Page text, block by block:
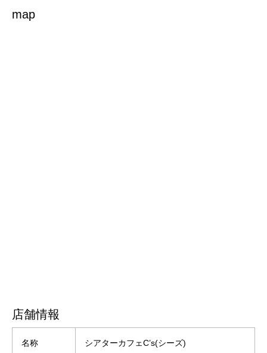
map
店舗情報
名称 シアターカフェC’s(シーズ)